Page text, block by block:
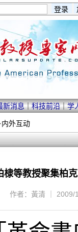
新消息｜科技前沿｜学
内外互动
棣等教授聚集柏
作者：黃清 ｜ 2009/